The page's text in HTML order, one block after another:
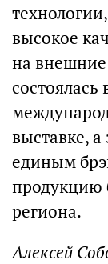
высокое
на
выставке,
единым
продукцию
региона.
Алексей